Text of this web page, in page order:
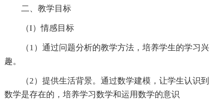
二、教学目标
（I）情感目标
（1）通过问题分析的教学方法，培养学生的学习兴
趣。
（2）提供生活背景。通过数学建模，让学生认识到
数学是存在的，培养学习数学和运用数学的意识